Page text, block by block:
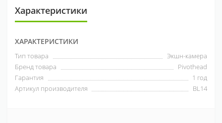
Характеристики
ХАРАКТЕРИСТИКИ
Тип товара
Экшн-камера
Бренд товара
Pivothead
Гарантия
1 год
Артикул производителя
BL14